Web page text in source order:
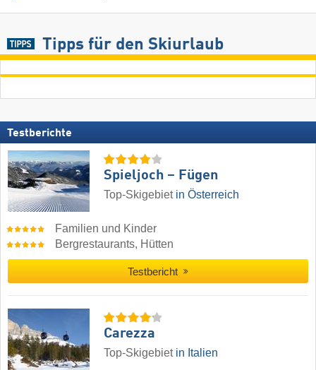
Tipps für den Skiurlaub
Testberichte
Spieljoch – Fügen
Top-Skigebiet in Österreich
Familien und Kinder
Bergrestaurants, Hütten
Testbericht
Carezza
Top-Skigebiet in Italien